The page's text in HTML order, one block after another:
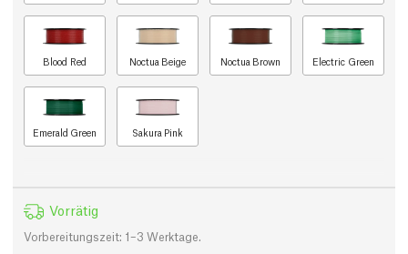
Blood Red Noctua Beige Noctua Brown Electric Green
Emerald Green Sakura Pink
Vorrätig
Vorbereitungszeit: 1–3 Werktage.